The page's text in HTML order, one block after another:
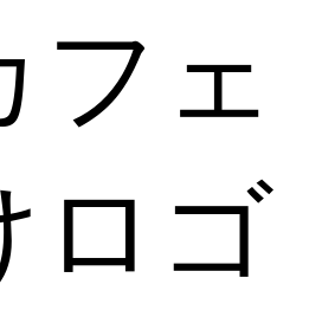
フェ
ロゴ